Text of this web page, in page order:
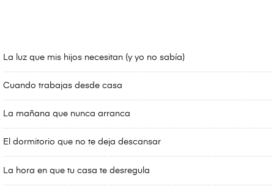
La luz que mis hijos necesitan (y yo no sabía)
Cuando trabajas desde casa
La mañana que nunca arranca
El dormitorio que no te deja descansar
La hora en que tu casa te desregula